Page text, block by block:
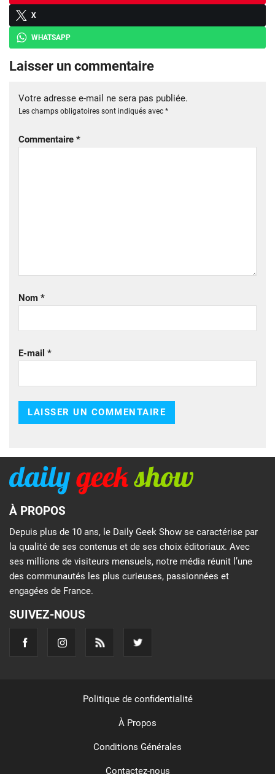
X
WHATSAPP
Laisser un commentaire
Votre adresse e-mail ne sera pas publiée.
Les champs obligatoires sont indiqués avec *
Commentaire *
Nom *
E-mail *
À PROPOS
Depuis plus de 10 ans, le Daily Geek Show se caractérise par
la qualité de ses contenus et de ses choix éditoriaux. Avec
ses millions de visiteurs mensuels, notre média réunit l’une
des communautés les plus curieuses, passionnées et
engagées de France.
SUIVEZ-NOUS
Politique de confidentialité
À Propos
Conditions Générales
Contactez-nous